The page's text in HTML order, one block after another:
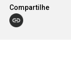
Compartilhe